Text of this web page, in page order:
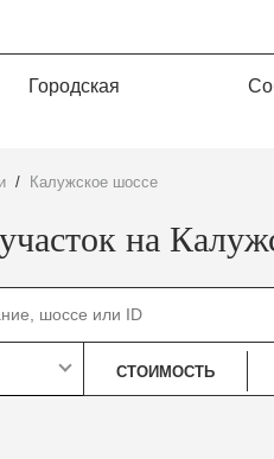
Городская
Калужское шоссе
на
СТОИМОСТЬ